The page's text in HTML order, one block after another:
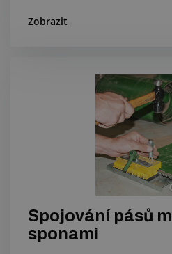
Zobrazit
Spojování pásů
sponami